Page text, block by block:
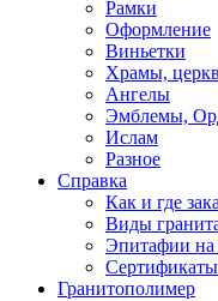
Рамки
Оформление
Виньетки
Храмы,
Ангелы
Эмблемы,
Ислам
Разное
Справка
Как и где
Виды
Эпитафии на
Сертификаты
Гранитополимер